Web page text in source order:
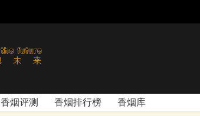
香烟评测 香烟排行榜 香烟库